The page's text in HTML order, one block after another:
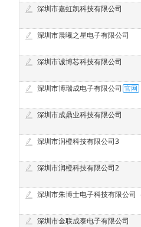
深圳市嘉虹凯科技有限公司
深圳市晨曦之星电子有限公司
深圳市诚博芯科技有限公司
深圳市博瑞成电子有限公司
深圳市成鼎业科技有限公司
深圳市润橙科技有限公司3
深圳市润橙科技有限公司2
深圳市金联成泰电子有限公司